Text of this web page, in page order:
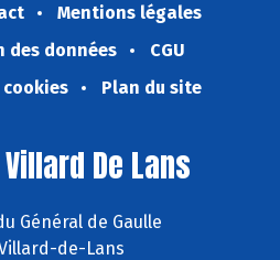
Mentions légales
des données
CGU
Plan du site
De Lans
Général de Gaulle
de-Lans